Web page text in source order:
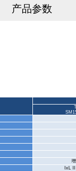
产品参数
S
IxL
产品参数